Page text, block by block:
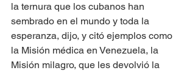
la ternura que los cubanos han
sembrado en el mundo y toda la
esperanza, dijo, y citó ejemplos como
la Misión médica en Venezuela, la
Misión milagro, que les devolvió la